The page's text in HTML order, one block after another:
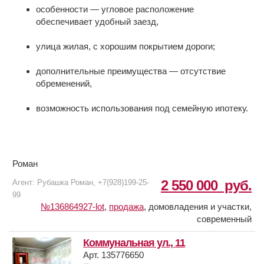
особенности — угловое расположение
обеспечивает удобный заезд,
улица жилая, с хорошим покрытием дороги;
дополнительные преимущества — отсутствие
обременений,
возможность использования под семейную ипотеку.
Роман
2 550 000 руб.
Агент: Рубашка Роман, +7(928)199-25-
99
№136864927-lot, продажа, домовладения и участки,
современный
Коммунальная ул., 11
Арт. 135776650